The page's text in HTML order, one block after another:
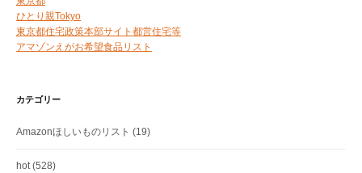
ひとり親Tokyo
東京都住宅政策本部サイト都営住宅等
アマゾンえがお希望食品リスト
カテゴリー
Amazonほしいものリスト (19)
hot(528)